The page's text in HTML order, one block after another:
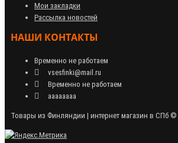
Мои закладки
Рассылка новостей
НАШИ КОНТАКТЫ
Временно не работаем
vsesfinki@mail.ru
Временно не работаем
аааааааа
Товары из Финляндии | интернет магазин в СПб ©